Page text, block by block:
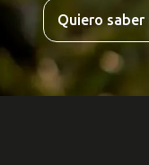
Quiero saber